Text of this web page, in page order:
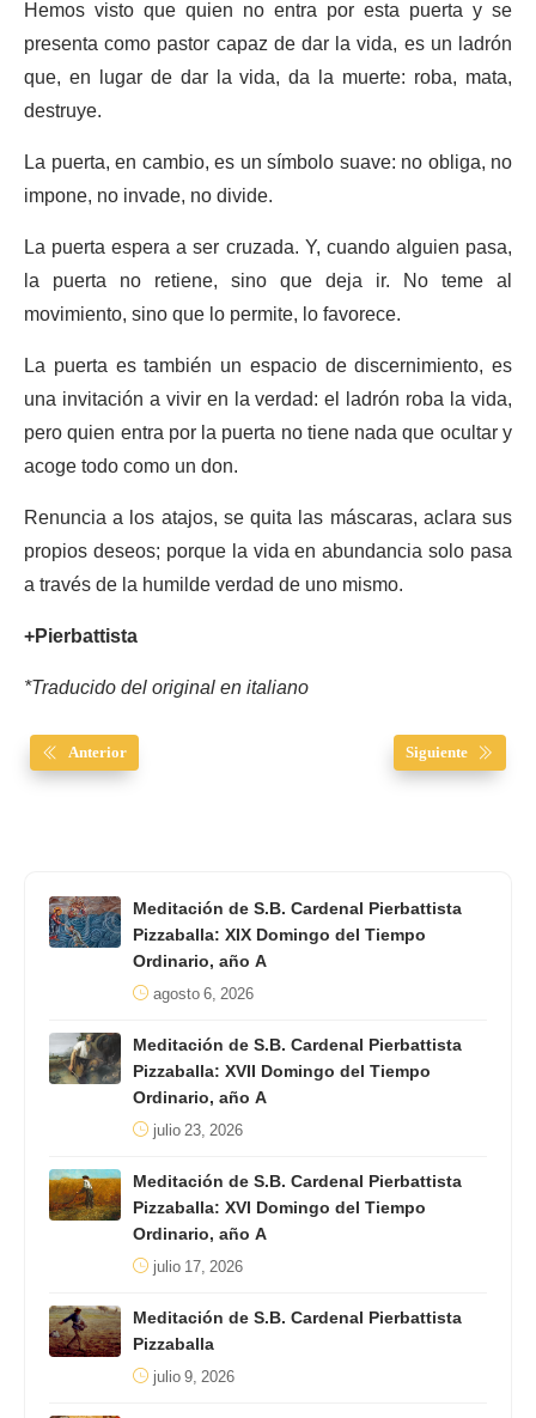
Hemos visto que quien no entra por esta puerta y se
presenta como pastor capaz de dar la vida, es un ladrón
que, en lugar de dar la vida, da la muerte: roba, mata,
destruye.
La puerta, en cambio, es un símbolo suave: no obliga, no
impone, no invade, no divide.
La puerta espera a ser cruzada. Y, cuando alguien pasa,
la puerta no retiene, sino que deja ir. No teme al
movimiento, sino que lo permite, lo favorece.
La puerta es también un espacio de discernimiento, es
una invitación a vivir en la verdad: el ladrón roba la vida,
pero quien entra por la puerta no tiene nada que ocultar y
acoge todo como un don.
Renuncia a los atajos, se quita las máscaras, aclara sus
propios deseos; porque la vida en abundancia solo pasa
a través de la humilde verdad de uno mismo.
+Pierbattista
*Traducido del original en italiano
Anterior Siguiente
Meditación de S.B. Cardenal Pierbattista
Pizzaballa: XIX Domingo del Tiempo
Ordinario, año A
agosto 6, 2026
Meditación de S.B. Cardenal Pierbattista
Pizzaballa: XVII Domingo del Tiempo
Ordinario, año A
julio 23, 2026
Meditación de S.B. Cardenal Pierbattista
Pizzaballa: XVI Domingo del Tiempo
Ordinario, año A
julio 17, 2026
Meditación de S.B. Cardenal Pierbattista
Pizzaballa
julio 9, 2026